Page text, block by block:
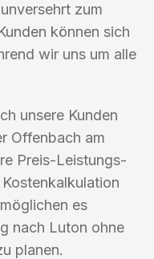
zum
können sich
wir uns um alle
unsere Kunden
Offenbach am
Preis-Leistungs-
es
nach Luton ohne
planen.